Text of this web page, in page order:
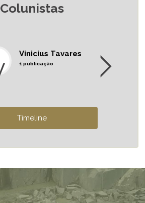
Colunistas